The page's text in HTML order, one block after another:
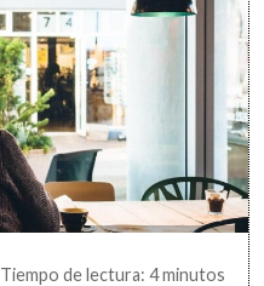
Tiempo de lectura: 4 minutos